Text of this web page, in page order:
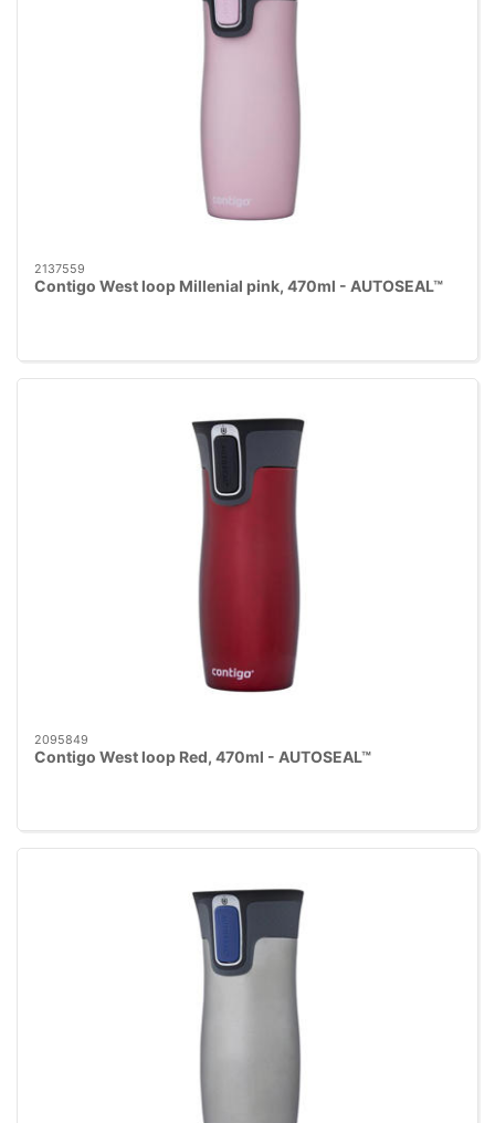
2137559
Contigo West loop Millenial pink, 470ml - AUTOSEAL™
2095849
Contigo West loop Red, 470ml - AUTOSEAL™